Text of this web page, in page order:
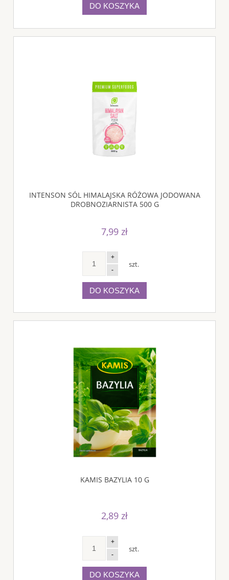
DO KOSZYKA
INTENSON SÓL HIMALAJSKA RÓŻOWA JODOWANA
DROBNOZIARNISTA 500 G
7,99 zł
+
-
szt.
DO KOSZYKA
KAMIS BAZYLIA 10 G
2,89 zł
+
-
szt.
DO KOSZYKA